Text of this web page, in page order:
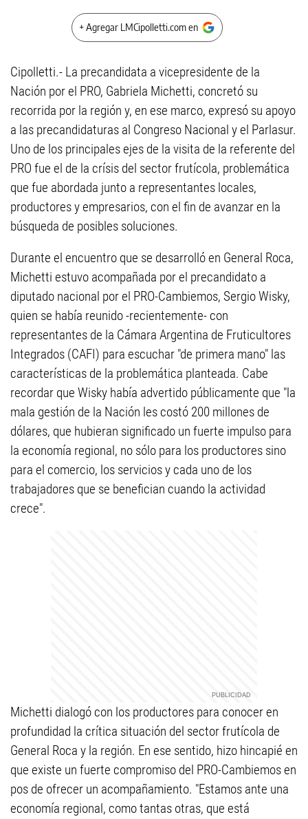
+ Agregar LMCipolletti.com en
Cipolletti.- La precandidata a vicepresidente de la
Nación por el PRO, Gabriela Michetti, concretó su
recorrida por la región y, en ese marco, expresó su apoyo
a las precandidaturas al Congreso Nacional y el Parlasur.
Uno de los principales ejes de la visita de la referente del
PRO fue el de la crísis del sector frutícola, problemática
que fue abordada junto a representantes locales,
productores y empresarios, con el fin de avanzar en la
búsqueda de posibles soluciones.
Durante el encuentro que se desarrolló en General Roca,
Michetti estuvo acompañada por el precandidato a
diputado nacional por el PRO-Cambiemos, Sergio Wisky,
quien se había reunido -recientemente- con
representantes de la Cámara ‎Argentina‬ de Fruticultores
Integrados (CAFI) para escuchar "de primera mano" las
características de la problemática planteada. Cabe
recordar que Wisky había advertido públicamente que "la
mala gestión de la Nación les costó 200 millones de
dólares, que hubieran significado un fuerte impulso para
la economía regional, no sólo para los productores sino
para el comercio, los servicios y cada uno de los
trabajadores que se benefician cuando la actividad
crece".
Michetti dialogó con los productores para conocer en
profundidad la crítica situación del sector frutícola de
General Roca y la región. En ese sentido, hizo hincapié en
que existe un fuerte compromiso del PRO-Cambiemos en
pos de ofrecer un acompañamiento. "Estamos ante una
economía regional, como tantas otras, que está